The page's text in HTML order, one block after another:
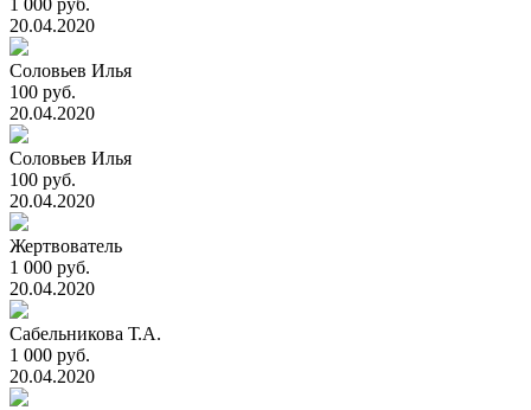
1 000 руб.
20.04.2020
Соловьев Илья
100 руб.
20.04.2020
Соловьев Илья
100 руб.
20.04.2020
Жертвователь
1 000 руб.
20.04.2020
Сабельникова Т.А.
1 000 руб.
20.04.2020